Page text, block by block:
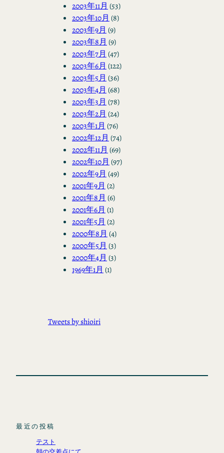
2003年11月 (53)
2003年10月 (8)
2003年9月 (9)
2003年8月 (9)
2003年7月 (47)
2003年6月 (122)
2003年5月 (36)
2003年4月 (68)
2003年3月 (78)
2003年2月 (24)
2003年1月 (76)
2002年12月 (74)
2002年11月 (69)
2002年10月 (97)
2002年9月 (49)
2001年9月 (2)
2001年8月 (6)
2001年6月 (1)
2001年5月 (2)
2000年8月 (4)
2000年5月 (3)
2000年4月 (3)
1969年1月 (1)
Tweets by shioiri
最近の投稿
テスト